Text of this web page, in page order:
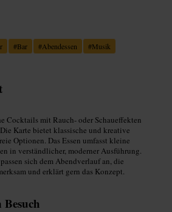
#Bar #Abendessen #Musik
Cocktails mit Rauch- oder Schaueffekten
Karte bietet klassische und kreative
Optionen. Das Essen umfasst kleine
in verständlicher, moderner Ausführung.
sich dem Abendverlauf an, die
und erklärt gern das Konzept.